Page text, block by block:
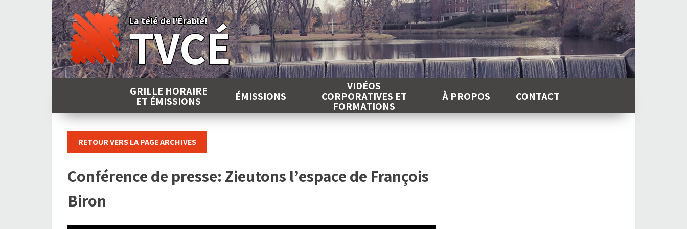
La télé de l'Érable!
TVCÉ
GRILLE HORAIRE
ET ÉMISSIONS ÉMISSIONS
VIDÉOS
CORPORATIVES ET
FORMATIONS
À PROPOS CONTACT
RETOUR VERS LA PAGE ARCHIVES
Conférence de presse: Zieutons l’espace de François
Biron